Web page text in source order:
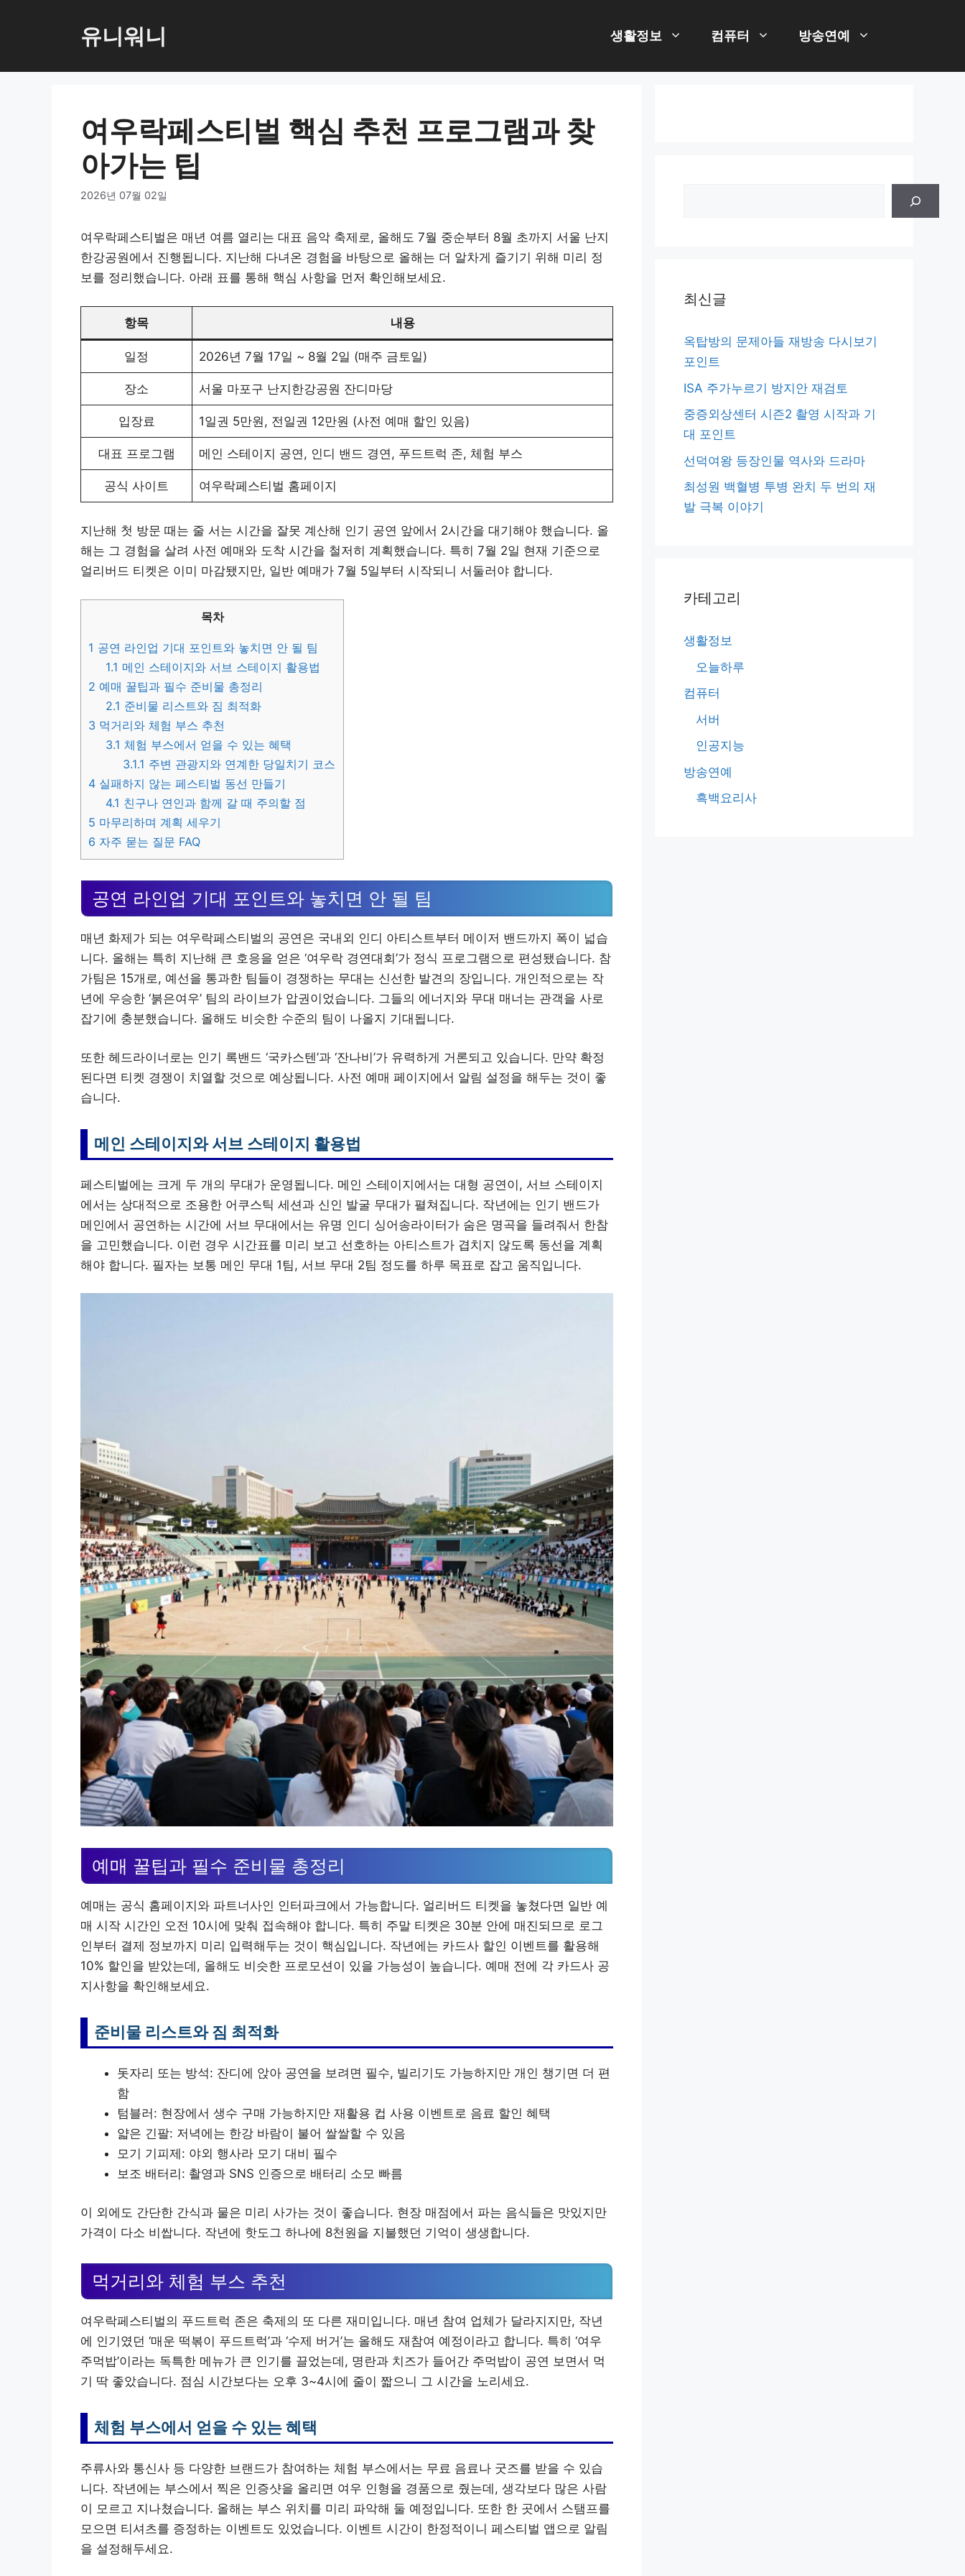
로
유니워니 생활정보 컴퓨터 방송연예
여우락페스티벌 핵심 추천 프로그램과 찾
아가는 팁
2026년 07월 02일
여우락페스티벌은 매년 여름 열리는 대표 음악 축제로, 올해도 7월 중순부터 8월 초까지 서울 난지
한강공원에서 진행됩니다. 지난해 다녀온 경험을 바탕으로 올해는 더 알차게 즐기기 위해 미리 정
보를 정리했습니다. 아래 표를 통해 핵심 사항을 먼저 확인해보세요.
항목 내용
일정 2026년 7월 17일 ~ 8월 2일 (매주 금토일)
장소 서울 마포구 난지한강공원 잔디마당
입장료 1일권 5만원, 전일권 12만원 (사전 예매 할인 있음)
대표 프로그램 메인 스테이지 공연, 인디 밴드 경연, 푸드트럭 존, 체험 부스
공식 사이트 여우락페스티벌 홈페이지
지난해 첫 방문 때는 줄 서는 시간을 잘못 계산해 인기 공연 앞에서 2시간을 대기해야 했습니다. 올
해는 그 경험을 살려 사전 예매와 도착 시간을 철저히 계획했습니다. 특히 7월 2일 현재 기준으로
얼리버드 티켓은 이미 마감됐지만, 일반 예매가 7월 5일부터 시작되니 서둘러야 합니다.
목차
1 공연 라인업 기대 포인트와 놓치면 안 될 팀
1.1 메인 스테이지와 서브 스테이지 활용법
2 예매 꿀팁과 필수 준비물 총정리
2.1 준비물 리스트와 짐 최적화
3 먹거리와 체험 부스 추천
3.1 체험 부스에서 얻을 수 있는 혜택
3.1.1 주변 관광지와 연계한 당일치기 코스
4 실패하지 않는 페스티벌 동선 만들기
4.1 친구나 연인과 함께 갈 때 주의할 점
5 마무리하며 계획 세우기
6 자주 묻는 질문 FAQ
공연 라인업 기대 포인트와 놓치면 안 될 팀
매년 화제가 되는 여우락페스티벌의 공연은 국내외 인디 아티스트부터 메이저 밴드까지 폭이 넓습
니다. 올해는 특히 지난해 큰 호응을 얻은 ‘여우락 경연대회’가 정식 프로그램으로 편성됐습니다. 참
가팀은 15개로, 예선을 통과한 팀들이 경쟁하는 무대는 신선한 발견의 장입니다. 개인적으로는 작
년에 우승한 ‘붉은여우’ 팀의 라이브가 압권이었습니다. 그들의 에너지와 무대 매너는 관객을 사로
잡기에 충분했습니다. 올해도 비슷한 수준의 팀이 나올지 기대됩니다.
또한 헤드라이너로는 인기 록밴드 ‘국카스텐’과 ‘잔나비’가 유력하게 거론되고 있습니다. 만약 확정
된다면 티켓 경쟁이 치열할 것으로 예상됩니다. 사전 예매 페이지에서 알림 설정을 해두는 것이 좋
습니다.
메인 스테이지와 서브 스테이지 활용법
페스티벌에는 크게 두 개의 무대가 운영됩니다. 메인 스테이지에서는 대형 공연이, 서브 스테이지
에서는 상대적으로 조용한 어쿠스틱 세션과 신인 발굴 무대가 펼쳐집니다. 작년에는 인기 밴드가
메인에서 공연하는 시간에 서브 무대에서는 유명 인디 싱어송라이터가 숨은 명곡을 들려줘서 한참
을 고민했습니다. 이런 경우 시간표를 미리 보고 선호하는 아티스트가 겹치지 않도록 동선을 계획
해야 합니다. 필자는 보통 메인 무대 1팀, 서브 무대 2팀 정도를 하루 목표로 잡고 움직입니다.
예매 꿀팁과 필수 준비물 총정리
예매는 공식 홈페이지와 파트너사인 인터파크에서 가능합니다. 얼리버드 티켓을 놓쳤다면 일반 예
매 시작 시간인 오전 10시에 맞춰 접속해야 합니다. 특히 주말 티켓은 30분 안에 매진되므로 로그
인부터 결제 정보까지 미리 입력해두는 것이 핵심입니다. 작년에는 카드사 할인 이벤트를 활용해
10% 할인을 받았는데, 올해도 비슷한 프로모션이 있을 가능성이 높습니다. 예매 전에 각 카드사 공
지사항을 확인해보세요.
준비물 리스트와 짐 최적화
돗자리 또는 방석: 잔디에 앉아 공연을 보려면 필수, 빌리기도 가능하지만 개인 챙기면 더 편
함
텀블러: 현장에서 생수 구매 가능하지만 재활용 컵 사용 이벤트로 음료 할인 혜택
얇은 긴팔: 저녁에는 한강 바람이 불어 쌀쌀할 수 있음
모기 기피제: 야외 행사라 모기 대비 필수
보조 배터리: 촬영과 SNS 인증으로 배터리 소모 빠름
이 외에도 간단한 간식과 물은 미리 사가는 것이 좋습니다. 현장 매점에서 파는 음식들은 맛있지만
가격이 다소 비쌉니다. 작년에 핫도그 하나에 8천원을 지불했던 기억이 생생합니다.
먹거리와 체험 부스 추천
여우락페스티벌의 푸드트럭 존은 축제의 또 다른 재미입니다. 매년 참여 업체가 달라지지만, 작년
에 인기였던 ‘매운 떡볶이 푸드트럭’과 ‘수제 버거’는 올해도 재참여 예정이라고 합니다. 특히 ‘여우
주먹밥’이라는 독특한 메뉴가 큰 인기를 끌었는데, 명란과 치즈가 들어간 주먹밥이 공연 보면서 먹
기 딱 좋았습니다. 점심 시간보다는 오후 3~4시에 줄이 짧으니 그 시간을 노리세요.
체험 부스에서 얻을 수 있는 혜택
주류사와 통신사 등 다양한 브랜드가 참여하는 체험 부스에서는 무료 음료나 굿즈를 받을 수 있습
니다. 작년에는 부스에서 찍은 인증샷을 올리면 여우 인형을 경품으로 줬는데, 생각보다 많은 사람
이 모르고 지나쳤습니다. 올해는 부스 위치를 미리 파악해 둘 예정입니다. 또한 한 곳에서 스탬프를
모으면 티셔츠를 증정하는 이벤트도 있었습니다. 이벤트 시간이 한정적이니 페스티벌 앱으로 알림
을 설정해두세요.
최신글
옥탑방의 문제아들 재방송 다시보기
포인트
ISA 주가누르기 방지안 재검토
중증외상센터 시즌2 촬영 시작과 기
대 포인트
선덕여왕 등장인물 역사와 드라마
최성원 백혈병 투병 완치 두 번의 재
발 극복 이야기
카테고리
생활정보
오늘하루
컴퓨터
서버
인공지능
방송연예
흑백요리사